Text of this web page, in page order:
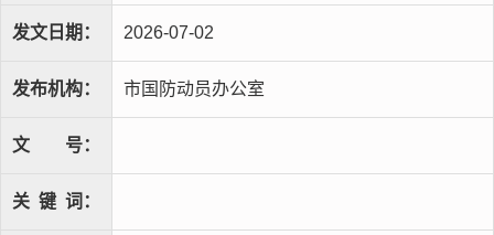
发文日期： 2026-07-02
发布机构： 市国防动员办公室
文 号：
关 键 词：